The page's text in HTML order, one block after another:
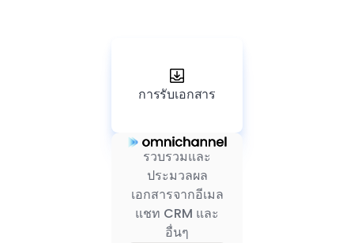
การรับเอกสาร
รวบรวมและ
ประมวลผล
เอกสารจากอีเมล
แชท CRM และ
อื่นๆ